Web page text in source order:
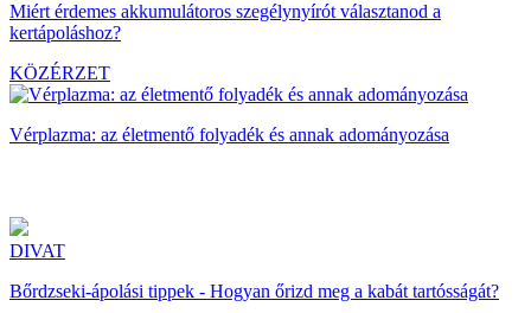
Miért érdemes akkumulátoros szegélynyírót választanod a
kertápoláshoz?
KÖZÉRZET
Vérplazma: az életmentő folyadék és annak adományozása
DIVAT
Bőrdzseki-ápolási tippek - Hogyan őrizd meg a kabát tartósságát?